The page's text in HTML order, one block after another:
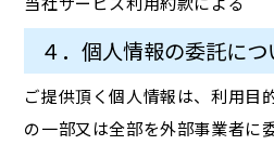
４．個人情報の委託につ
ご提供頂く個人情報は、利用目
の一部又は全部を外部事業者に